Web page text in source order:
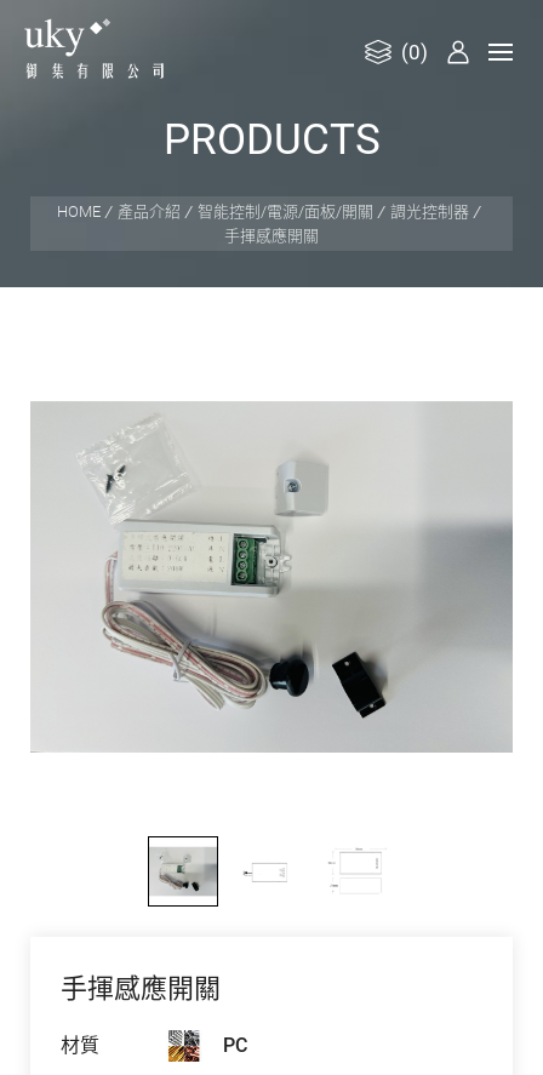
(0)
PRODUCTS
HOME 產品介紹 智能控制/電源/面板/開關
調光控制器
手揮感應開關
手揮感應開關
材質 PC